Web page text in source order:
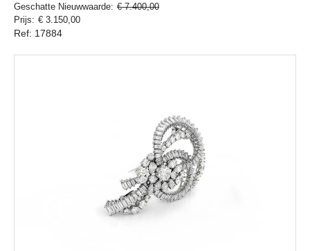
Geschatte Nieuwwaarde € 7.400,00
Prijs
€ 3.150,00
Ref: 17884